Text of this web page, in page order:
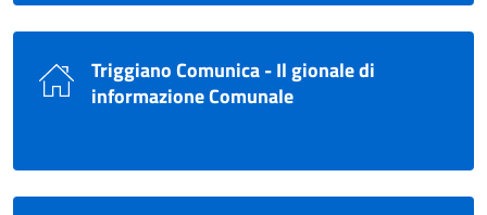
Triggiano Comunica - Il gionale di
informazione Comunale